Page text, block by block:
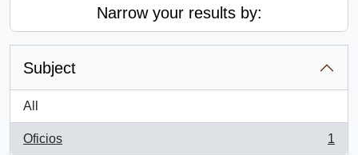
Narrow your results by:
Subject
All
Oficios
, 1 results
1